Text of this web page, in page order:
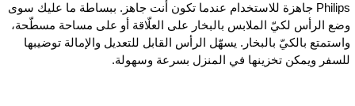
Philips جاهزة للاستخدام عندما تكون أنت جاهز. ببساطة ما عليك سوى
وضع الرأس لكيّ الملابس بالبخار على العلّاقة أو على مساحة مسطّحة،
واستمتع بالكيّ بالبخار. يسهّل الرأس القابل للتعديل والإمالة توضيبها
للسفر ويمكن تخزينها في المنزل بسرعة وسهولة.